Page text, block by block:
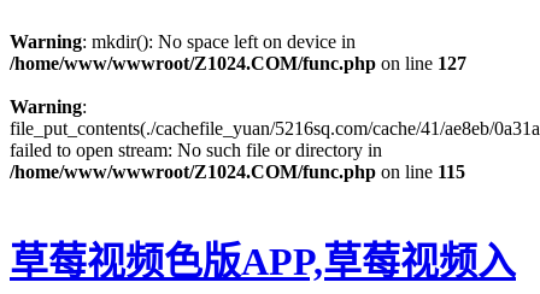
Warning: mkdir(): No space left on device in
/home/www/wwwroot/Z1024.COM/func.php on line 127
Warning:
file_put_contents(./cachefile_yuan/5216sq.com/cache/41/ae8eb/
failed to open stream: No such file or directory in
/home/www/wwwroot/Z1024.COM/func.php on line 115
草莓视频色版APP,草莓视频入